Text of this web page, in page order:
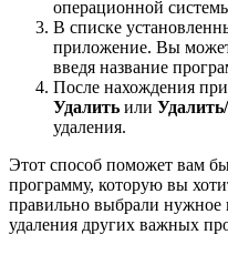
операционной
В списке
приложение. Вы
введя название
После нахождения
Удалить или
удаления.
Этот способ поможет вам
программу, которую вы
правильно выбрали нужное
удаления других важных